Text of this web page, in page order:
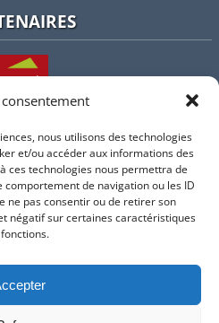
nous utilisons des technologies
et/ou accéder aux informations des
ces technologies nous permettra de
de navigation ou les ID
ne pas consentir ou de retirer son
négatif sur certaines caractéristiques
sur Facebook